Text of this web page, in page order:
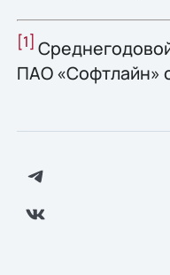
[1]
ПАО «Софтлайн»